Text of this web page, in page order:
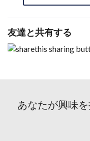
友達と共有する
あなたが興味